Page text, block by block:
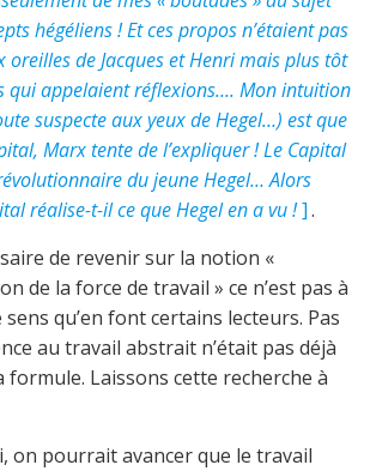
hégéliens ! Et ces propos n’étaient pas
oreilles de Jacques et Henri mais plus tôt
qui appelaient réflexions…. Mon intuition
suspecte aux yeux de Hegel…) est que
Marx tente de l’expliquer ! Le Capital
du jeune Hegel… Alors
réalise-t-il ce que Hegel en a vu !].
de revenir sur la notion «
de la force de travail » ce n’est pas à
qu’en font certains lecteurs. Pas
au travail abstrait n’était pas déjà
formule. Laissons cette recherche à
on pourrait avancer que le travail